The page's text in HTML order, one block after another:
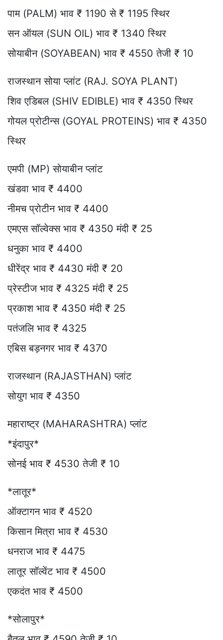
पाम (PALM) भाव ₹ 1190 से ₹ 1195 स्थिर
सन ऑयल (SUN OIL) भाव ₹ 1340 स्थिर
सोयाबीन (SOYABEAN) भाव ₹ 4550 तेजी ₹ 10
राजस्थान सोया प्लांट (RAJ. SOYA PLANT)
शिव एडिबल (SHIV EDIBLE) भाव ₹ 4350 स्थिर
गोयल प्रोटीन्स (GOYAL PROTEINS) भाव ₹ 4350
स्थिर
एमपी (MP) सोयाबीन प्लांट
खंडवा भाव ₹ 4400
नीमच प्रोटीन भाव ₹ 4400
एमएस सॉल्वेक्स भाव ₹ 4350 मंदी ₹ 25
धनुका भाव ₹ 4400
धीरेंद्र भाव ₹ 4430 मंदी ₹ 20
प्रेस्टीज भाव ₹ 4325 मंदी ₹ 25
प्रकाश भाव ₹ 4350 मंदी ₹ 25
पतंजलि भाव ₹ 4325
एबिस बड़नगर भाव ₹ 4370
राजस्थान (RAJASTHAN) प्लांट
सोयुग भाव ₹ 4350
महाराष्ट्र (MAHARASHTRA) प्लांट
*इंदापुर*
सोनई भाव ₹ 4530 तेजी ₹ 10
*लातूर*
ऑक्टागन भाव ₹ 4520
किसान मित्रा भाव ₹ 4530
धनराज भाव ₹ 4475
लातूर सॉल्वेंट भाव ₹ 4500
एकदंत भाव ₹ 4500
*सोलापुर*